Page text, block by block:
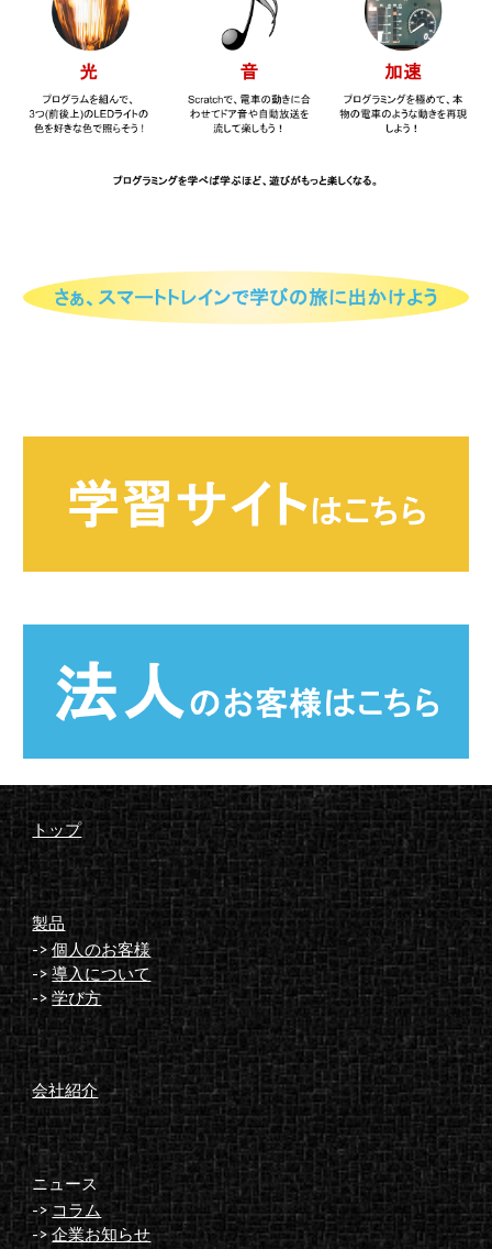
トップ
製品
->個人のお客様
->導入について
->学び方
会社紹介
ニュース
->コラム
->企業お知らせ